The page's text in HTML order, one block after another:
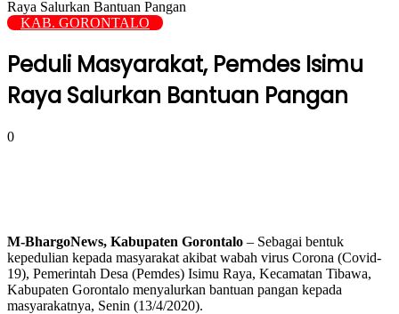
Raya Salurkan Bantuan Pangan
KAB. GORONTALO
Peduli Masyarakat, Pemdes Isimu
Raya Salurkan Bantuan Pangan
0
M-BhargoNews, Kabupaten Gorontalo – Sebagai bentuk
kepedulian kepada masyarakat akibat wabah virus Corona (Covid-
19), Pemerintah Desa (Pemdes) Isimu Raya, Kecamatan Tibawa,
Kabupaten Gorontalo menyalurkan bantuan pangan kepada
masyarakatnya, Senin (13/4/2020).